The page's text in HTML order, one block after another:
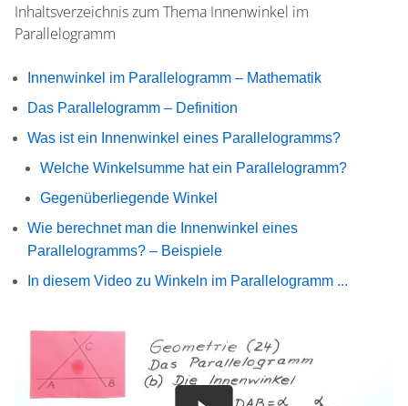
Inhaltsverzeichnis zum Thema Innenwinkel im
Parallelogramm
Innenwinkel im Parallelogramm – Mathematik
Das Parallelogramm – Definition
Was ist ein Innenwinkel eines Parallelogramms?
Welche Winkelsumme hat ein Parallelogramm?
Gegenüberliegende Winkel
Wie berechnet man die Innenwinkel eines
Parallelogramms? – Beispiele
In diesem Video zu Winkeln im Parallelogramm ...